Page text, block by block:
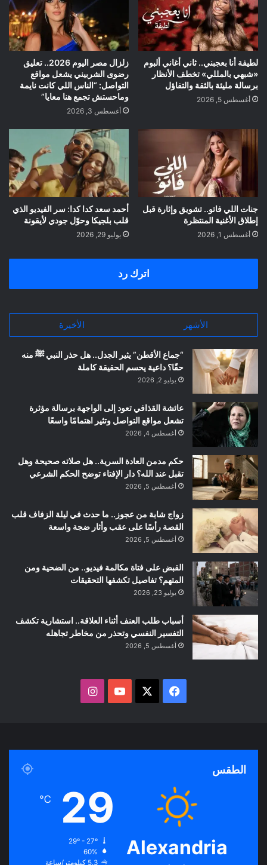
لطيفة أنا بعجبني.. ثاني أغاني ألبوم
«شبهي بالمللي» تخطف الأنظار
برسالة مليئة بالثقة والتفاؤل
أغسطس 5, 2026
زلزال مصر اليوم 2026.. تعليق
رضوى الشربيني يشعل مواقع
التواصل: “الناس اللي كانت نايمة
وماحستش تجمع هنا معايا”
أغسطس 3, 2026
جنات اللي فاتو.. تشويق وإثارة قبل
إطلاق الأغنية المنتظرة
أغسطس 1, 2026
أحمد سعد كدا كدا: سر الفيديو الذي
قلب بلجيكا وحوّل جودي لأيقونة
يوليو 29, 2026
اترك رد
الأشهر الأخيرة
“جماع الأقطن” يثير الجدل.. هل حذر النبي ﷺ منه
حقًا؟ داعية يحسم الحقيقة كاملة
يوليو 2, 2026
عائشة القذافي تعود إلى الواجهة برسالة مؤثرة
تشعل مواقع التواصل وتثير اهتمامًا واسعًا
أغسطس 4, 2026
حكم مدمن العادة السرية.. هل صلاته صحيحة وهل
تقبل عند الله؟ دار الإفتاء توضح الحكم الشرعي
أغسطس 5, 2026
زواج شابة من عجوز.. ما حدث في ليلة الزفاف قلب
القصة رأسًا على عقب وأثار ضجة واسعة
أغسطس 5, 2026
القبض على فتاة مكالمة فيديو.. من الضحية ومن
المتهم؟ تفاصيل تكشفها التحقيقات
يوليو 23, 2026
أسباب طلب العنف أثناء العلاقة.. استشارية تكشف
التفسير النفسي وتحذر من مخاطر تجاهله
أغسطس 5, 2026
ك
u
ر
م
الطقس
Alexandria
29
℃
60%
5.3 كيلومتر/ساعة